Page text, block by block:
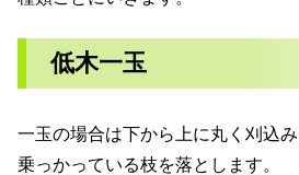
低木一玉
一玉の場合は下から上に丸く刈込
乗っかっている枝を落とします。